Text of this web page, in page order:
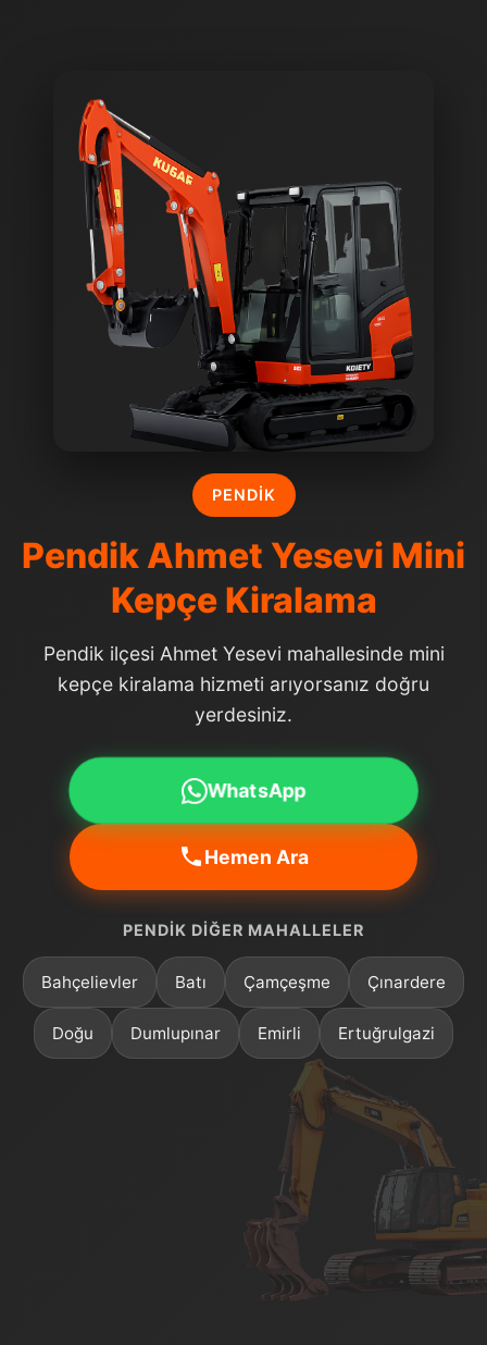
PENDIK
Pendik Ahmet Yesevi Mini
Kepçe Kiralama
Pendik ilçesi Ahmet Yesevi mahallesinde mini
kepçe kiralama hizmeti arıyorsanız doğru
yerdesiniz.
WhatsApp
Hemen Ara
PENDIK DIĞER MAHALLELER
Bahçelievler Batı Çamçeşme Çınardere
Doğu Dumlupınar Emirli Ertuğrulgazi